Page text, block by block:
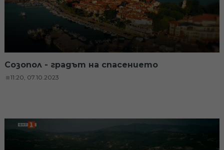
Созопол - градът на спасението
11:20, 07.10.2023